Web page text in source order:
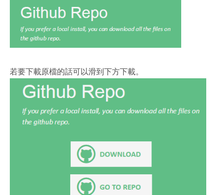
若要下載原檔的話可以滑到下方下載。